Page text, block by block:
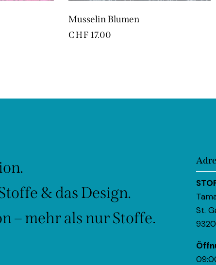
Musselin Blumen
CHF 17.00
& das Design.
– mehr als nur Stoffe.
St.